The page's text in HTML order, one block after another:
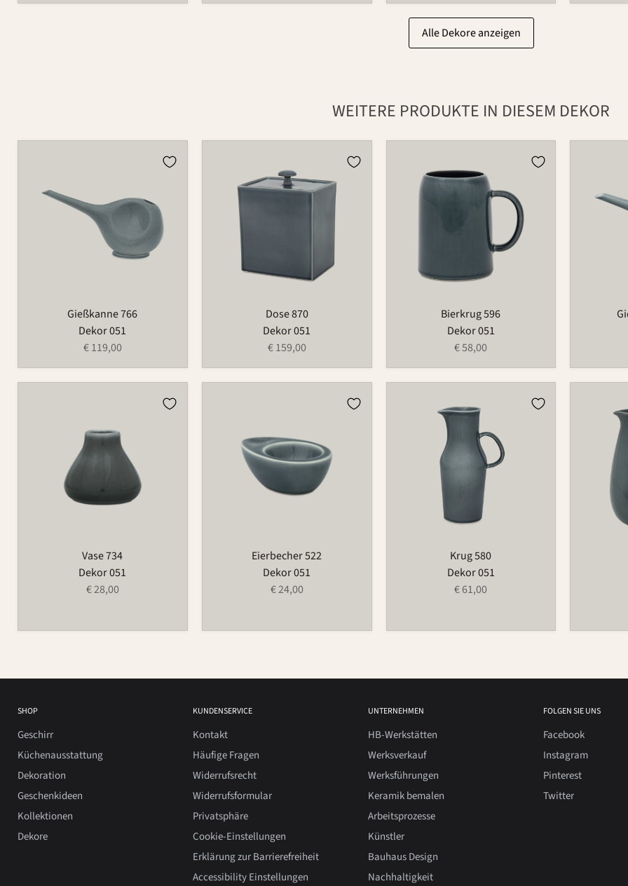
Alle Dekore anzeigen
WEITERE PRODUKTE IN DIESEM DEKOR
Gießkanne 766
Dekor 051
€ 119,00
Dose 870
Dekor 051
€ 159,00
Bierkrug 596
Dekor 051
€ 58,00
Vase 734
Dekor 051
€ 28,00
Eierbecher 522
Dekor 051
€ 24,00
Krug 580
Dekor 051
€ 61,00
SHOP
Geschirr
Küchenausstattung
Dekoration
Geschenkideen
Kollektionen
Dekore
KUNDENSERVICE
Kontakt
Häufige Fragen
Widerrufsrecht
Widerrufsformular
Privatsphäre
Cookie-Einstellungen
Erklärung zur Barrierefreiheit
Accessibility Einstellungen
UNTERNEHMEN
HB-Werkstätten
Werksverkauf
Werksführungen
Keramik bemalen
Arbeitsprozesse
Künstler
Bauhaus Design
Nachhaltigkeit
FOLGEN SIE UNS
Facebook
Instagram
Pinterest
Twitter